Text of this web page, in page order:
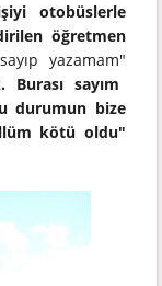
otobüslerle
öğretmen
yazamam"
sayım
durumun bize
kötü oldu"